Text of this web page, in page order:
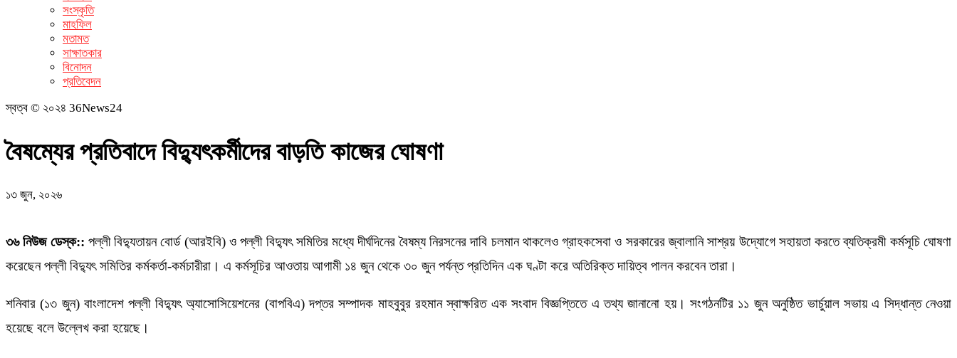
সংস্কৃতি
মাহফিল
মতামত
সাক্ষাতকার
বিনোদন
প্রতিবেদন
স্বত্ব © ২০২৪ 36News24
বৈষম্যের প্রতিবাদে বিদ্যুৎকর্মীদের বাড়তি কাজের ঘোষণা
১৩ জুন, ২০২৬
৩৬ নিউজ ডেস্ক:: পল্লী বিদ্যুতায়ন বোর্ড (আরইবি) ও পল্লী বিদ্যুৎ সমিতির মধ্যে দীর্ঘদিনের বৈষম্য নিরসনের দাবি চলমান থাকলেও গ্রাহকসেবা ও সরকারের জ্বালানি সাশ্রয় উদ্যোগে সহায়তা করতে ব্যতিক্রমী কর্মসূচি ঘোষণা
করেছেন পল্লী বিদ্যুৎ সমিতির কর্মকর্তা-কর্মচারীরা। এ কর্মসূচির আওতায় আগামী ১৪ জুন থেকে ৩০ জুন পর্যন্ত প্রতিদিন এক ঘণ্টা করে অতিরিক্ত দায়িত্ব পালন করবেন তারা।
শনিবার (১৩ জুন) বাংলাদেশ পল্লী বিদ্যুৎ অ্যাসোসিয়েশনের (বাপবিএ) দপ্তর সম্পাদক মাহবুবুর রহমান স্বাক্ষরিত এক সংবাদ বিজ্ঞপ্তিতে এ তথ্য জানানো হয়। সংগঠনটির ১১ জুন অনুষ্ঠিত ভার্চুয়াল সভায় এ সিদ্ধান্ত নেওয়া
হয়েছে বলে উল্লেখ করা হয়েছে।